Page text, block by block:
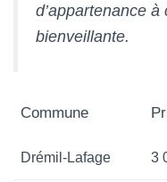
d’appartenance
bienveillante.
Commune
Drémil-Lafage 3